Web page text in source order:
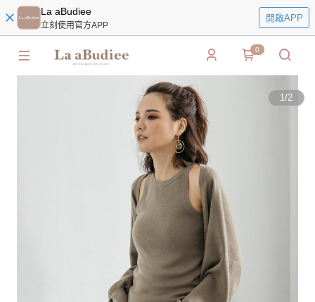
La aBudiee
立刻使用官方APP
開啟APP
0
1/2